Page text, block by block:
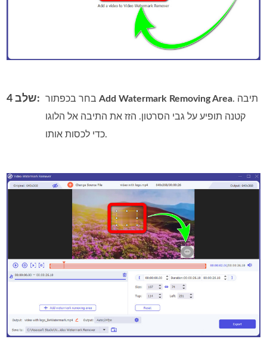
שלב 4: בחר בכפתורAdd Watermark Removing Area. תיבה
קטנה תופיע על גבי הסרטון. הזז את התיבה אל הלוגו
כדי לכסות אותו.